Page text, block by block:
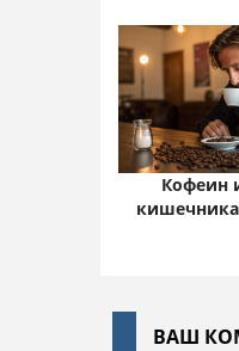
Кофеин
ВАШ